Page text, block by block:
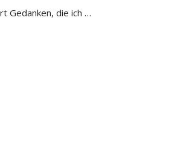
Gedanken, die ich …